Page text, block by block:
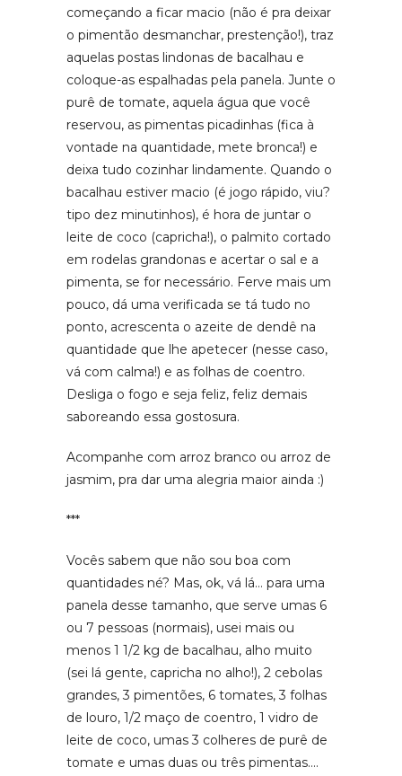
começando a ficar macio (não é pra deixar
o pimentão desmanchar, prestenção!), traz
aquelas postas lindonas de bacalhau e
coloque-as espalhadas pela panela. Junte o
purê de tomate, aquela água que você
reservou, as pimentas picadinhas (fica à
vontade na quantidade, mete bronca!) e
deixa tudo cozinhar lindamente. Quando o
bacalhau estiver macio (é jogo rápido, viu?
tipo dez minutinhos), é hora de juntar o
leite de coco (capricha!), o palmito cortado
em rodelas grandonas e acertar o sal e a
pimenta, se for necessário. Ferve mais um
pouco, dá uma verificada se tá tudo no
ponto, acrescenta o azeite de dendê na
quantidade que lhe apetecer (nesse caso,
vá com calma!) e as folhas de coentro.
Desliga o fogo e seja feliz, feliz demais
saboreando essa gostosura.
Acompanhe com arroz branco ou arroz de
jasmim, pra dar uma alegria maior ainda :)
***
Vocês sabem que não sou boa com
quantidades né? Mas, ok, vá lá… para uma
panela desse tamanho, que serve umas 6
ou 7 pessoas (normais), usei mais ou
menos 1 1/2 kg de bacalhau, alho muito
(sei lá gente, capricha no alho!), 2 cebolas
grandes, 3 pimentões, 6 tomates, 3 folhas
de louro, 1/2 maço de coentro, 1 vidro de
leite de coco, umas 3 colheres de purê de
tomate e umas duas ou três pimentas….